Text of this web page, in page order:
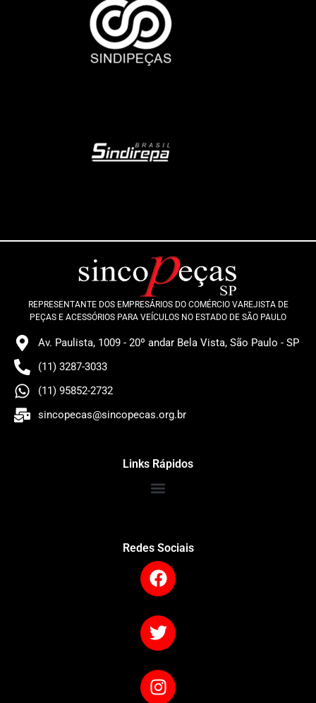
REPRESENTANTE DOS EMPRESÁRIOS DO COMÉRCIO VAREJISTA DE
PEÇAS E ACESSÓRIOS PARA VEÍCULOS NO ESTADO DE SÃO PAULO
Av. Paulista, 1009 - 20º andar Bela Vista, São Paulo - SP
(11) 3287-3033
(11) 95852-2732
sincopecas@sincopecas.org.br
Links Rápidos
Redes Sociais